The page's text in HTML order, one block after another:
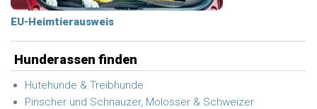
EU-Heimtierausweis
Hunderassen finden
Hütehunde & Treibhunde
Pinscher und Schnauzer, Molosser & Schweizer